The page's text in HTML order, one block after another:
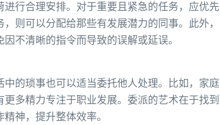
行合理安排。对于重要且紧急的任务，应优先
则可以分配给那些有发展潜力的同事。此外，
不清晰的指令而导致的误解或延误。
的琐事也可以适当委托他人处理。比如，家庭
多精力专注于职业发展。委派的艺术在于找到
神，提升整体效率。